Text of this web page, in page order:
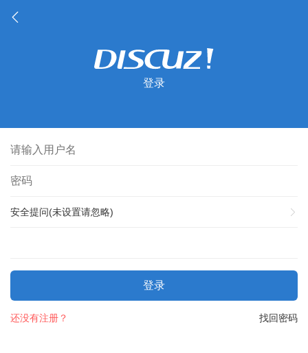
登录
安全提问(未设置请忽略)
登录
找回密码
还没有注册？